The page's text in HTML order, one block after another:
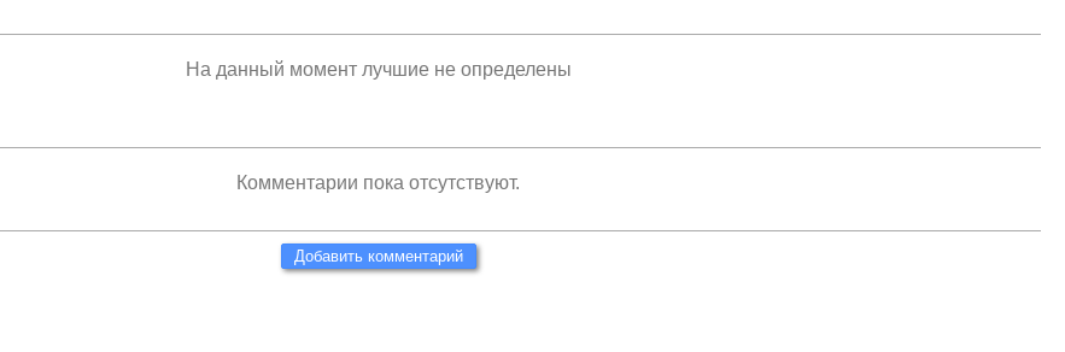
На данный момент лучшие не определены
Комментарии пока отсутствуют.
Добавить комментарий